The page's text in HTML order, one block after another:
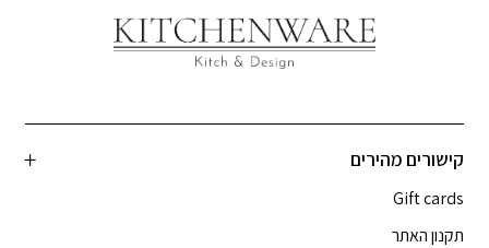
קישורים מהירים
Gift cards
תקנון האתר